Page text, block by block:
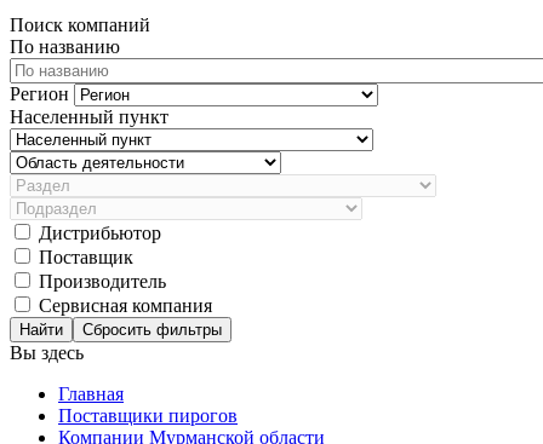
Поиск компаний
По названию
Регион
Населенный пункт
Дистрибьютор
Поставщик
Производитель
Сервисная компания
Сбросить фильтры
Вы здесь
Главная
Поставщики пирогов
Компании Мурманской области